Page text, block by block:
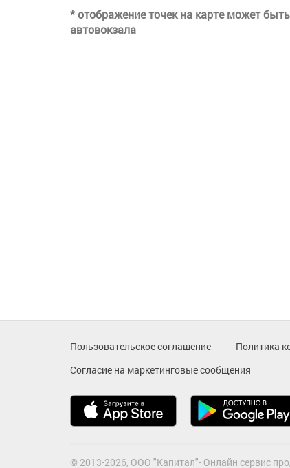
* отображение точек на карте может
автовокзала
Пользовательское соглашение Политика
Согласие на маркетинговые сообщения
© 2013-2026, ООО "Капитал"- Онлайн сервис